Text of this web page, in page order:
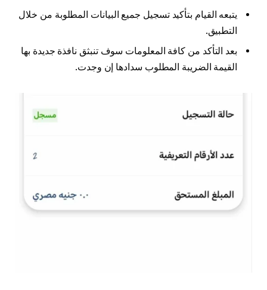
يتبعه القيام بتأكيد تسجيل جميع البيانات المطلوبة من خلال
التطبيق.
بعد التأكد من كافة المعلومات سوف تنبثق نافذة جديدة بها
القيمة الضريبة المطلوب سدادها إن وجدت.